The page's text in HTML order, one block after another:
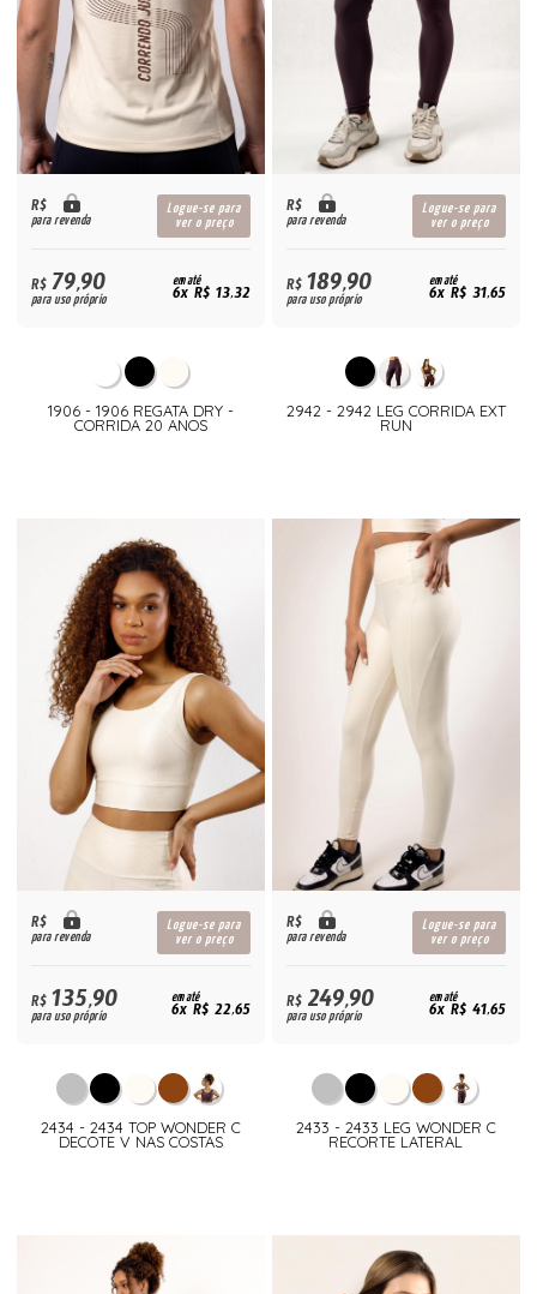
R$
para revenda
Logue-se para
ver o preço
R$79,90
para uso próprio
em até
6x R$ 13,32
1906 - 1906 REGATA DRY -
CORRIDA 20 ANOS
R$
para revenda
Logue-se para
ver o preço
R$189,90
para uso próprio
em até
6x R$ 31,65
2942 - 2942 LEG CORRIDA EXT
RUN
R$
para revenda
Logue-se para
ver o preço
R$135,90
para uso próprio
em até
6x R$ 22,65
2434 - 2434 TOP WONDER C
DECOTE V NAS COSTAS
R$
para revenda
Logue-se para
ver o preço
R$249,90
para uso próprio
em até
6x R$ 41,65
2433 - 2433 LEG WONDER C
RECORTE LATERAL